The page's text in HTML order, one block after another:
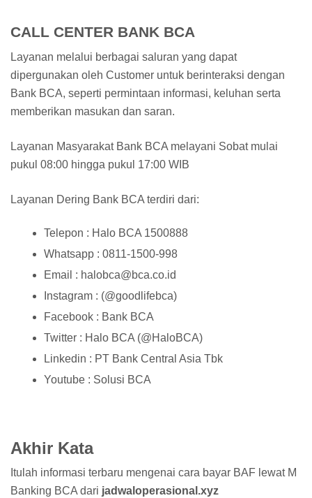
CALL CENTER BANK BCA
Layanan melalui berbagai saluran yang dapat
dipergunakan oleh Customer untuk berinteraksi dengan
Bank BCA, seperti permintaan informasi, keluhan serta
memberikan masukan dan saran.
Layanan Masyarakat Bank BCA melayani Sobat mulai
pukul 08:00 hingga pukul 17:00 WIB
Layanan Dering Bank BCA terdiri dari:
Telepon : Halo BCA 1500888
Whatsapp : 0811-1500-998
Email : halobca@bca.co.id
Instagram : (@goodlifebca)
Facebook : Bank BCA
Twitter : Halo BCA (@HaloBCA)
Linkedin : PT Bank Central Asia Tbk
Youtube : Solusi BCA
Akhir Kata
Itulah informasi terbaru mengenai cara bayar BAF lewat M
Banking BCA dari jadwaloperasional.xyz